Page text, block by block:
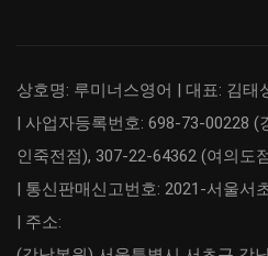
상호명: 루미너스영어 | 대표: 김태
| 사업자등록번호: 698-73-00228 (
인죽전점), 307-22-64362 (여의도
| 통신판매신고번호: 2021-서울서
| 주소: